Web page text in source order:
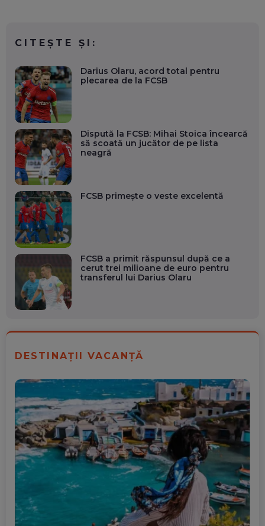
CITEȘTE ȘI:
Darius Olaru, acord total pentru
plecarea de la FCSB
Dispută la FCSB: Mihai Stoica încearcă
să scoată un jucător de pe lista
neagră
FCSB primește o veste excelentă
FCSB a primit răspunsul după ce a
cerut trei milioane de euro pentru
transferul lui Darius Olaru
DESTINAȚII VACANȚĂ